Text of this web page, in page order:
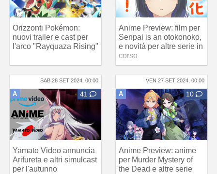
Orizzonti Pokémon:
nuovi trailer e cast per
l'arco "Rayquaza Rising"
Anime Preview: film per
Senpai is an otokonoko,
e novità per altre serie in
corso
SAB 28 SET 2024, 00:00
A 41
Yamato Video annuncia
Arifureta e altri simulcast
per l'autunno
VEN 27 SET 2024, 00:00
A 10
Anime Preview: anime
per Murder Mystery of
the Dead e altre serie